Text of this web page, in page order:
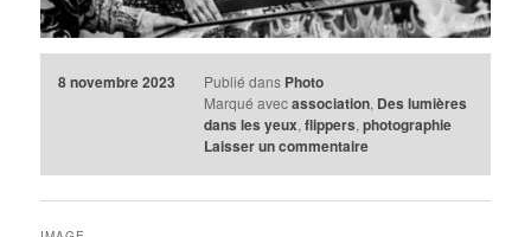
8 novembre 2023 Publié dans Photo
Marqué avec association, Des lumières
dans les yeux,flippers,photographie
Laisser un commentaire